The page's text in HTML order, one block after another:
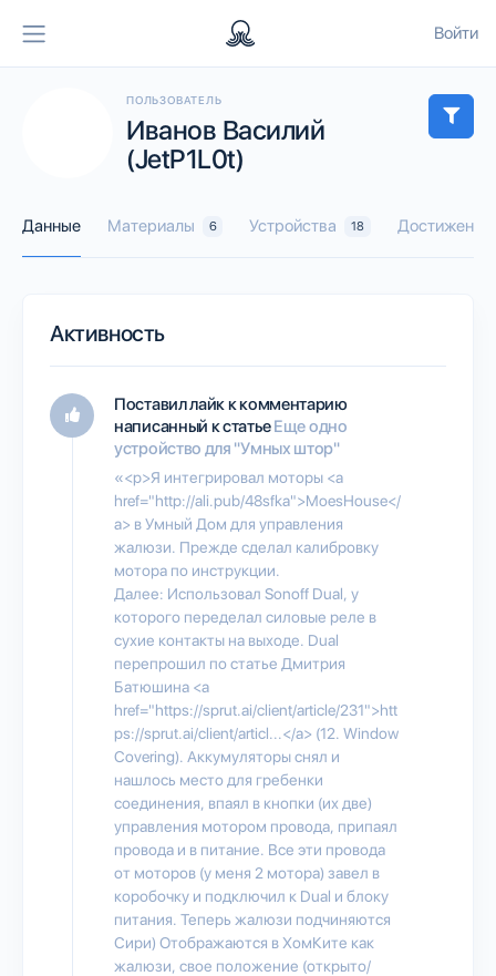
Войти
ПОЛЬЗОВАТЕЛЬ
Иванов Василий
(JetP1L0t)
Данные Материалы 6 Устройства 18 Достижения
Активность
Поставил лайк к комментарию
написанный к статьеЕще одно
устройство для "Умных штор"
«<p>Я интегрировал моторы <a
href="http://ali.pub/48sfka">MoesHouse</
a> в Умный Дом для управления
жалюзи. Прежде сделал калибровку
мотора по инструкции.
Далее: Использовал Sonoff Dual, у
которого переделал силовые реле в
сухие контакты на выходе. Dual
перепрошил по статье Дмитрия
Батюшина <a
href="https://sprut.ai/client/article/231">htt
ps://sprut.ai/client/articl...</a> (12. Window
Covering). Аккумуляторы снял и
нашлось место для гребенки
соединения, впаял в кнопки (их две)
управления мотором провода, припаял
провода и в питание. Все эти провода
от моторов (у меня 2 мотора) завел в
коробочку и подключил к Dual и блоку
питания. Теперь жалюзи подчиняются
Сири) Отображаются в ХомКите как
жалюзи, свое положение (открыто/